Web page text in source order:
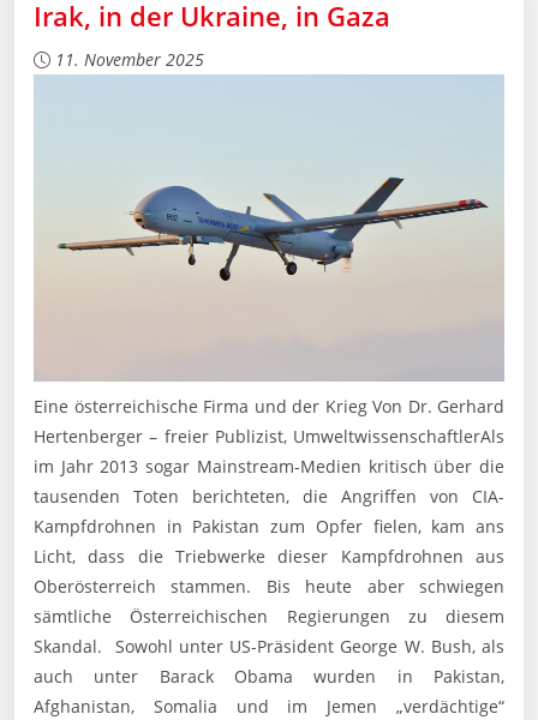
Irak, in der Ukraine, in Gaza
11. November 2025
Eine österreichische Firma und der Krieg Von Dr. Gerhard
Hertenberger – freier Publizist, UmweltwissenschaftlerAls
im Jahr 2013 sogar Mainstream-Medien kritisch über die
tausenden Toten berichteten, die Angriffen von CIA-
Kampfdrohnen in Pakistan zum Opfer fielen, kam ans
Licht, dass die Triebwerke dieser Kampfdrohnen aus
Oberösterreich stammen. Bis heute aber schwiegen
sämtliche Österreichischen Regierungen zu diesem
Skandal. Sowohl unter US-Präsident George W. Bush, als
auch unter Barack Obama wurden in Pakistan,
Afghanistan, Somalia und im Jemen „verdächtige“